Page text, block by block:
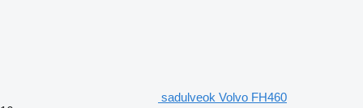
sadulveok Volvo FH460